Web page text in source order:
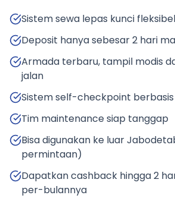
Sistem sewa lepas kunci
Deposit hanya sebesar 2 hari
Armada terbaru, tampil modis
jalan
Sistem self-checkpoint
Tim maintenance siap tanggap
Bisa digunakan ke luar
permintaan)
Dapatkan cashback hingga 2
per-bulannya